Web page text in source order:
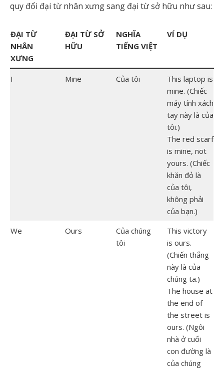
quy đổi đại từ nhân xưng sang đại từ sở hữu như sau:
ĐẠI TỪ
NHÂN
XƯNG
ĐẠI TỪ SỞ
HỮU
NGHĨA
TIẾNG VIỆT
VÍ DỤ
I Mine Của tôi
This laptop is
mine. (Chiếc
máy tính xách
tay này là của
tôi.)
The red scarf
is mine, not
yours. (Chiếc
khăn đỏ là
của tôi,
không phải
của bạn.)
We
Ours
Của chúng
tôi
This victory
is ours.
(Chiến thắng
này là của
chúng ta.)
The house at
the end of
the street is
ours. (Ngôi
nhà ở cuối
con đường là
của chúng